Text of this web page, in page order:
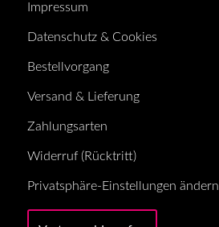
Impressum
Datenschutz & Cookies
Bestellvorgang
Versand & Lieferung
Zahlungsarten
Widerruf (Rücktritt)
Privatsphäre-Einstellungen ändern